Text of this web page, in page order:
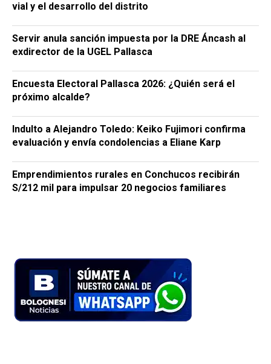
vial y el desarrollo del distrito
Servir anula sanción impuesta por la DRE Áncash al
exdirector de la UGEL Pallasca
Encuesta Electoral Pallasca 2026: ¿Quién será el
próximo alcalde?
Indulto a Alejandro Toledo: Keiko Fujimori confirma
evaluación y envía condolencias a Eliane Karp
Emprendimientos rurales en Conchucos recibirán
S/212 mil para impulsar 20 negocios familiares